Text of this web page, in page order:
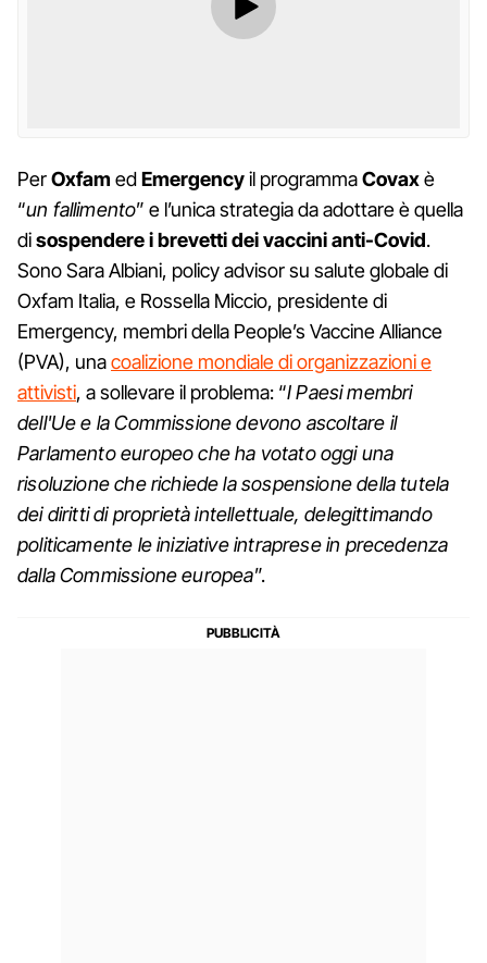
PerOxfam edEmergencyil programmaCovaxè
“un fallimento” e l’unica strategia da adottare è quella
disospendere i brevetti dei vaccini anti-Covid.
Sono Sara Albiani, policy advisor su salute globale di
Oxfam Italia, e Rossella Miccio, presidente di
Emergency, membri della People’s Vaccine Alliance
(PVA), unacoalizione mondiale di organizzazioni e
attivisti, a sollevare il problema: “I Paesi membri
dell'Ue e la Commissione devono ascoltare il
Parlamento europeo che ha votato oggi una
risoluzione che richiede la sospensione della tutela
dei diritti di proprietà intellettuale, delegittimando
politicamente le iniziative intraprese in precedenza
dalla Commissione europea”.